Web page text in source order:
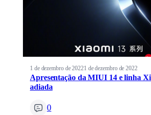
1 de dezembro de 20221 de dezembro de 2022
Apresentação da MIUI 14 e linha
adiada
0